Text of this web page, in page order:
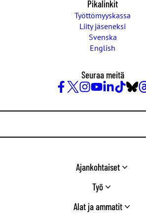
Pikalinkit
Työttömyyskassa
Liity jäseneksi
Svenska
English
Seuraa meitä
/
Ajankohtaiset
Työ
Alat ja ammatit